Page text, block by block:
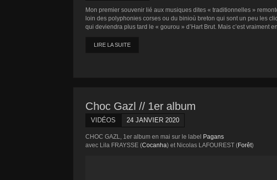
Mon premier souvenir lié aux musiques dites « traditionnelles »
loin des polyphonies corses ou du binioù breton qui sont un peu les
qui deviendra plus tard le « gourou » d’Hart Brut. Mais c’est
LIRE LA SUITE
Choc Gazl // 1er album
VIDÉOS 24 JANVIER 2020
CHOC GAZL, 1er album en mai sur le label Pagans
avec Lila FRAYSSE (Cocanha) et Nicolas LAFOUREST (Forêt)